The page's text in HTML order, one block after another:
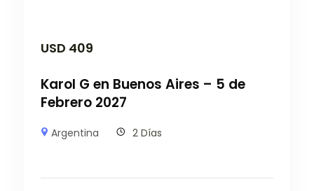
USD 409
Karol G en Buenos Aires – 5 de
Febrero 2027
Argentina 2 Días